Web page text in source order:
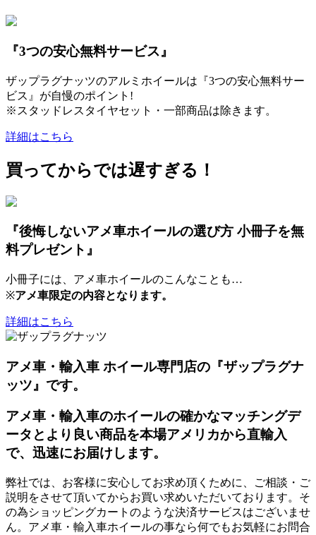
『3つの安心無料サービス』
ザップラグナッツのアルミホイールは『3つの安心無料サー
ビス』が自慢のポイント!
※スタッドレスタイヤセット・一部商品は除きます。
詳細はこちら
買ってからでは遅すぎる！
『後悔しないアメ車ホイールの選び方 小冊子を無
料プレゼント』
小冊子には、アメ車ホイールのこんなことも…
※アメ車限定の内容となります。
詳細はこちら
アメ車・輸入車 ホイール専門店の『ザップラグナ
ッツ』です。
アメ車・輸入車のホイールの確かなマッチングデ
ータとより良い商品を本場アメリカから直輸入
で、迅速にお届けします。
弊社では、お客様に安心してお求め頂くために、ご相談・ご
説明をさせて頂いてからお買い求めいただいております。そ
の為ショッピングカートのような決済サービスはございませ
ん。アメ車・輸入車ホイールの事なら何でもお気軽にお問合